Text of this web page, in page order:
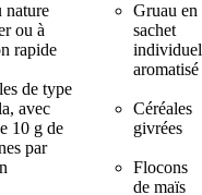
nature
ou à
rapide
de type
avec
10 g de
par
Gruau en
sachet
individuel
aromatisé
Céréales
givrées
Flocons
de maïs